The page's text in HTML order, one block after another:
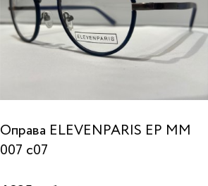
Оправа ELEVENPARIS EP MM
007 c07